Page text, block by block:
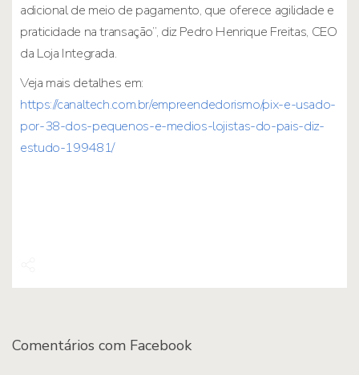
adicional de meio de pagamento, que oferece agilidade e
praticidade na transação”, diz Pedro Henrique Freitas, CEO
da Loja Integrada.
Veja mais detalhes em:
https://canaltech.com.br/empreendedorismo/pix-e-usado-
por-38-dos-pequenos-e-medios-lojistas-do-pais-diz-
estudo-199481/
Comentários com Facebook